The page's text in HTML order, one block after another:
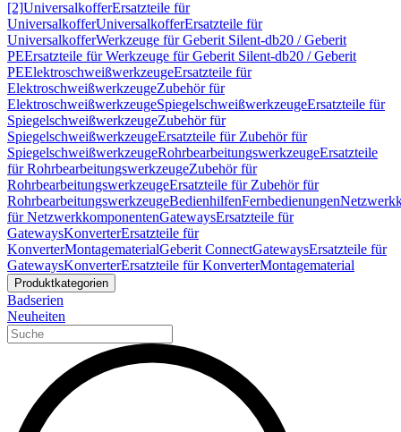
[2]UniversalkofferErsatzteile für
UniversalkofferUniversalkofferErsatzteile für
UniversalkofferWerkzeuge für Geberit Silent-db20 / Geberit
PEErsatzteile für Werkzeuge für Geberit Silent-db20 / Geberit
PEElektroschweißwerkzeugeErsatzteile für
ElektroschweißwerkzeugeZubehör für
ElektroschweißwerkzeugeSpiegelschweißwerkzeugeErsatzteile für
SpiegelschweißwerkzeugeZubehör für
SpiegelschweißwerkzeugeErsatzteile für Zubehör für
SpiegelschweißwerkzeugeRohrbearbeitungswerkzeugeErsatzteile
für RohrbearbeitungswerkzeugeZubehör für
RohrbearbeitungswerkzeugeErsatzteile für Zubehör für
RohrbearbeitungswerkzeugeBedienhilfenFernbedienungen
für NetzwerkkomponentenGatewaysErsatzteile für
GatewaysKonverterErsatzteile für
KonverterMontagematerialGeberit ConnectGatewaysErsatzteile für
GatewaysKonverterErsatzteile für KonverterMontagematerial
Produktkategorien
Badserien
Neuheiten